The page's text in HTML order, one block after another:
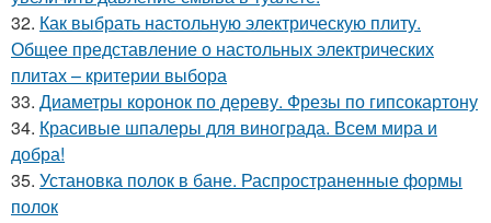
32. Как выбрать настольную электрическую плиту.
Общее представление о настольных электрических
плитах – критерии выбора
33. Диаметры коронок по дереву. Фрезы по гипсокартону
34. Красивые шпалеры для винограда. Всем мира и
добра!
35. Установка полок в бане. Распространенные формы
полок